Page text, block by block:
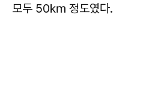
모두 50㎞ 정도였다.